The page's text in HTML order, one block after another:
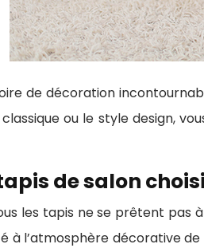
de décoration
ou le style design,
de salon
les tapis ne se prêtent pas
à l’atmosphère décorative